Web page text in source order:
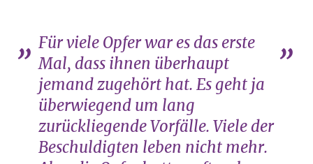
Für viele Opfer war es das erste
Mal, dass ihnen überhaupt
jemand zugehört hat. Es geht ja
überwiegend um lang
zurückliegende Vorfälle. Viele der
Beschuldigten leben nicht mehr.